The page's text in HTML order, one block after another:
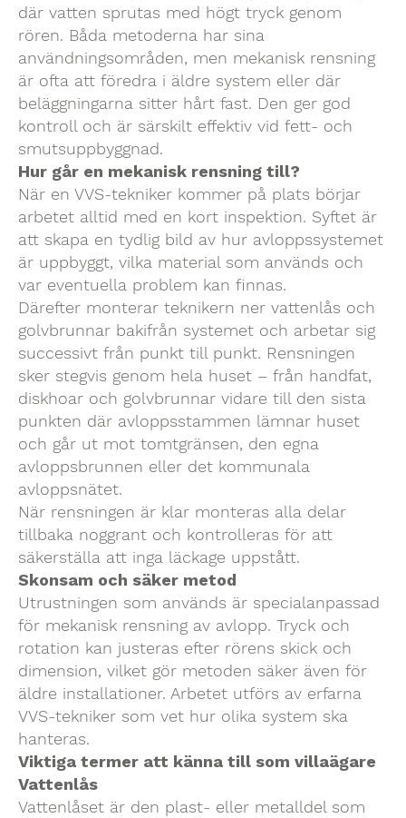
där vatten sprutas med högt tryck genom
rören. Båda metoderna har sina
användningsområden, men mekanisk rensning
är ofta att föredra i äldre system eller där
beläggningarna sitter hårt fast. Den ger god
kontroll och är särskilt effektiv vid fett- och
smutsuppbyggnad.
Hur går en mekanisk rensning till?
När en VVS-tekniker kommer på plats börjar
arbetet alltid med en kort inspektion. Syftet är
att skapa en tydlig bild av hur avloppssystemet
är uppbyggt, vilka material som används och
var eventuella problem kan finnas.
Därefter monterar teknikern ner vattenlås och
golvbrunnar bakifrån systemet och arbetar sig
successivt från punkt till punkt. Rensningen
sker stegvis genom hela huset – från handfat,
diskhoar och golvbrunnar vidare till den sista
punkten där avloppsstammen lämnar huset
och går ut mot tomtgränsen, den egna
avloppsbrunnen eller det kommunala
avloppsnätet.
När rensningen är klar monteras alla delar
tillbaka noggrant och kontrolleras för att
säkerställa att inga läckage uppstått.
Skonsam och säker metod
Utrustningen som används är specialanpassad
för mekanisk rensning av avlopp. Tryck och
rotation kan justeras efter rörens skick och
dimension, vilket gör metoden säker även för
äldre installationer. Arbetet utförs av erfarna
VVS-tekniker som vet hur olika system ska
hanteras.
Viktiga termer att känna till som villaägare
Vattenlås
Vattenlåset är den plast- eller metalldel som